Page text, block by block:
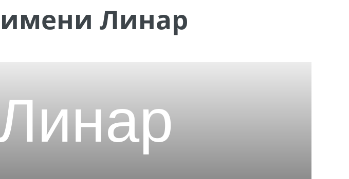
имени Линар